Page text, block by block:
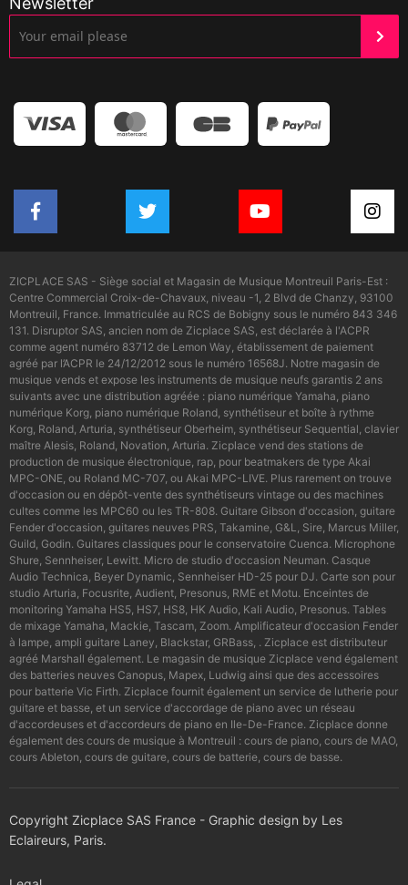
ZICPLACE SAS - Siège social et Magasin de Musique Montreuil Paris-Est :
Centre Commercial Croix-de-Chavaux, niveau -1, 2 Blvd de Chanzy, 93100
Montreuil, France. Immatriculée au RCS de Bobigny sous le numéro 843 346
131. Disruptor SAS, ancien nom de Zicplace SAS, est déclarée à l'ACPR
comme agent numéro 83712 de Lemon Way, établissement de paiement
agréé par l’ACPR le 24/12/2012 sous le numéro 16568J. Notre magasin de
musique vends et expose les instruments de musique neufs garantis 2 ans
suivants avec une distribution agréée : piano numérique Yamaha, piano
numérique Korg, piano numérique Roland, synthétiseur et boîte à rythme
Korg, Roland, Arturia, synthétiseur Oberheim, synthétiseur Sequential, clavier
maître Alesis, Roland, Novation, Arturia. Zicplace vend des stations de
production de musique électronique, rap, pour beatmakers de type Akai
MPC-ONE, ou Roland MC-707, ou Akai MPC-LIVE. Plus rarement on trouve
d'occasion ou en dépôt-vente des synthétiseurs vintage ou des machines
cultes comme les MPC60 ou les TR-808. Guitare Gibson d'occasion, guitare
Fender d'occasion, guitares neuves PRS, Takamine, G&L, Sire, Marcus Miller,
Guild, Godin. Guitares classiques pour le conservatoire Cuenca. Microphone
Shure, Sennheiser, Lewitt. Micro de studio d'occasion Neuman. Casque
Audio Technica, Beyer Dynamic, Sennheiser HD-25 pour DJ. Carte son pour
studio Arturia, Focusrite, Audient, Presonus, RME et Motu. Enceintes de
monitoring Yamaha HS5, HS7, HS8, HK Audio, Kali Audio, Presonus. Tables
de mixage Yamaha, Mackie, Tascam, Zoom. Amplificateur d'occasion Fender
à lampe, ampli guitare Laney, Blackstar, GRBass, . Zicplace est distributeur
agréé Marshall également. Le magasin de musique Zicplace vend également
des batteries neuves Canopus, Mapex, Ludwig ainsi que des accessoires
pour batterie Vic Firth. Zicplace fournit également un service de lutherie pour
guitare et basse, et un service d'accordage de piano avec un réseau
d'accordeuses et d'accordeurs de piano en Ile-De-France. Zicplace donne
également des cours de musique à Montreuil : cours de piano, cours de MAO,
cours Ableton, cours de guitare, cours de batterie, cours de basse.
Copyright Zicplace SAS France - Graphic design by Les
Eclaireurs, Paris.